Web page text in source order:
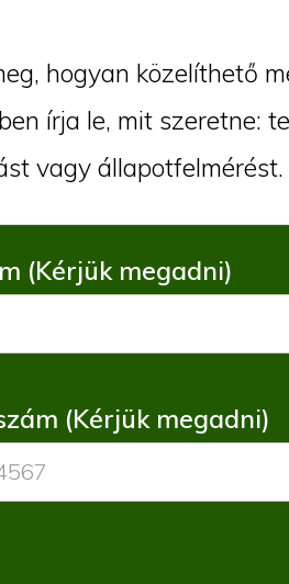
hogyan közelíthető
írja le, mit szeretne:
vagy állapotfelmérést.
(Kérjük megadni)
(Kérjük megadni)